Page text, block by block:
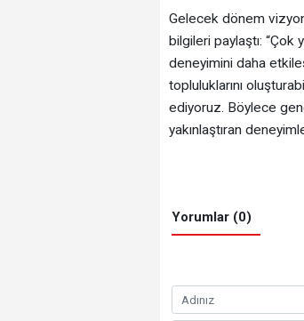
Gelecek dönem
bilgileri paylaştı:
deneyimini daha
topluluklarını
ediyoruz. Böylece
yakınlaştıran
Yorumlar (0)